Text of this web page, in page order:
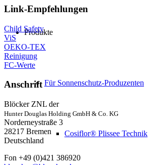
Produkte
Für Sonnenschutz-Produzenten
Cosiflor® Plissee Technik
Link-Empfehlungen
Child Safety
ViS
OEKO-TEX
Reinigung
FC-Werte
Anschrift
Blöcker ZNL der
Hunter Douglas Holding GmbH & Co. KG
Norderneystraße 3
28217 Bremen
Deutschland
Fon +49 (0)421 386920